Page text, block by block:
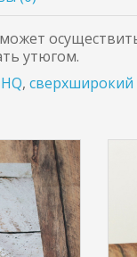
утюгом.
HQ, сверхширокий